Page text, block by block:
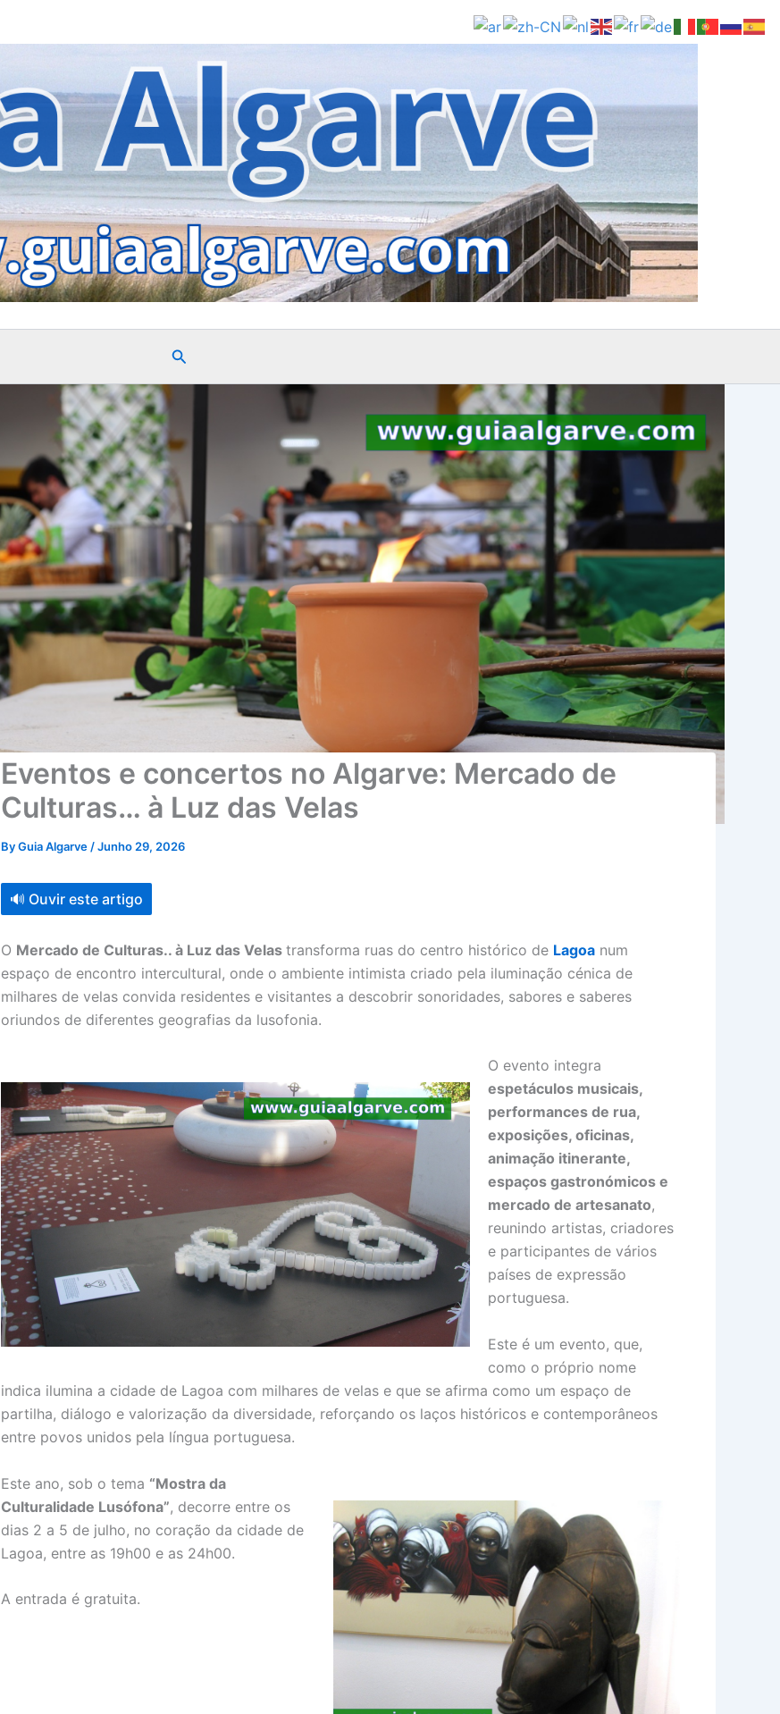
Search
Eventos e concertos no Algarve: Mercado de
Culturas… à Luz das Velas
ByGuia Algarve /Junho 29, 2026
🔊 Ouvir este artigo
O Mercado de Culturas.. à Luz das Velas transforma ruas do centro histórico de Lagoa num
espaço de encontro intercultural, onde o ambiente intimista criado pela iluminação cénica de
milhares de velas convida residentes e visitantes a descobrir sonoridades, sabores e saberes
oriundos de diferentes geografias da lusofonia.
O evento integra
espetáculos musicais,
performances de rua,
exposições, oficinas,
animação itinerante,
espaços gastronómicos e
mercado de artesanato,
reunindo artistas, criadores
e participantes de vários
países de expressão
portuguesa.
Este é um evento, que,
como o próprio nome
indica ilumina a cidade de Lagoa com milhares de velas e que se afirma como um espaço de
partilha, diálogo e valorização da diversidade, reforçando os laços históricos e contemporâneos
entre povos unidos pela língua portuguesa.
Este ano, sob o tema “Mostra da
Culturalidade Lusófona”, decorre entre os
dias 2 a 5 de julho, no coração da cidade de
Lagoa, entre as 19h00 e as 24h00.
A entrada é gratuita.